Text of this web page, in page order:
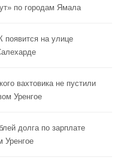
по городам Ямала
появится на улице
вахтовика не пустили
Уренгое
долга по зарплате
Уренгое